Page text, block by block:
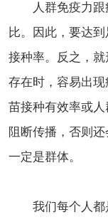
人群免疫力
比。因此，要达
接种率。反之，
存在时，容易出
苗接种有效率或
阻断传播，否则
一定是群体。
我们每个人